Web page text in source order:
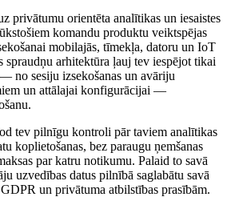
privātumu orientēta analītikas un iesaistes
komandu produktu veiktspējas
mobilajās, tīmekļa, datoru un IoT
spraudņu arhitektūra ļauj tev iespējot tikai
no sesiju izsekošanas un avāriju
un attālajai konfigurācijai —
tev pilnīgu kontroli pār taviem analītikas
koplietošanas, bez paraugu ņemšanas
par katru notikumu. Palaid to savā
uzvedības datus pilnībā saglabātu savā
un privātuma atbilstības prasībām.